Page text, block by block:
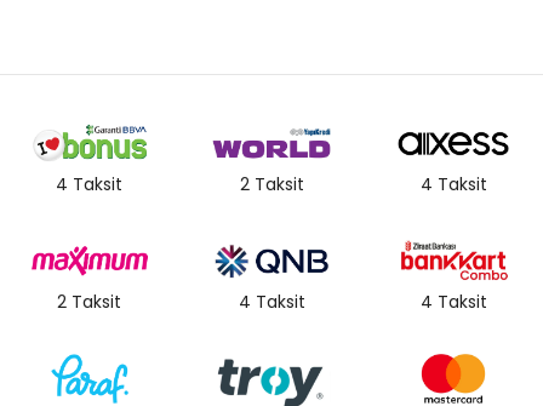
4 Taksit 2 Taksit 4 Taksit
2 Taksit 4 Taksit 4 Taksit